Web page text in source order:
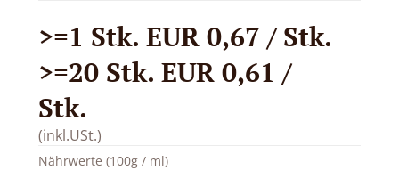
>=1 Stk. EUR 0,67 / Stk.
>=20 Stk. EUR 0,61 /
Stk.
(inkl.USt.)
Nährwerte (100g / ml)